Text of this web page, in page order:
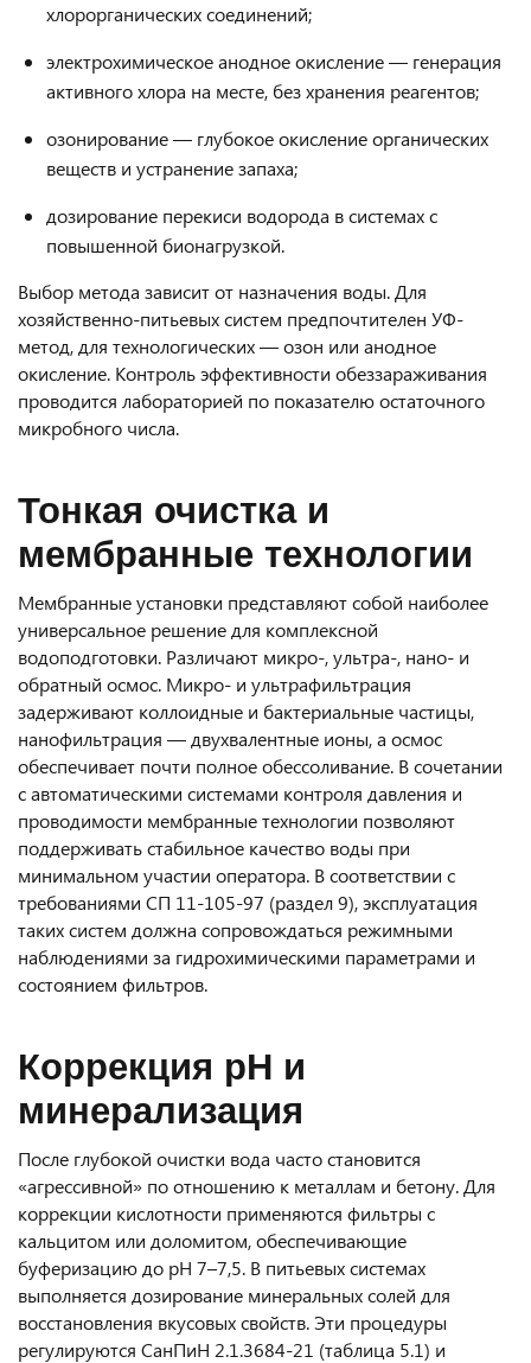
хлорорганических соединений;
электрохимическое анодное окисление — генерация
активного хлора на месте, без хранения реагентов;
озонирование — глубокое окисление органических
веществ и устранение запаха;
дозирование перекиси водорода в системах с
повышенной бионагрузкой.
Выбор метода зависит от назначения воды. Для
хозяйственно-питьевых систем предпочтителен УФ-
метод, для технологических — озон или анодное
окисление. Контроль эффективности обеззараживания
проводится лабораторией по показателю остаточного
микробного числа.
Тонкая очистка и
мембранные технологии
Мембранные установки представляют собой наиболее
универсальное решение для комплексной
водоподготовки. Различают микро-, ультра-, нано- и
обратный осмос. Микро- и ультрафильтрация
задерживают коллоидные и бактериальные частицы,
нанофильтрация — двухвалентные ионы, а осмос
обеспечивает почти полное обессоливание. В сочетании
с автоматическими системами контроля давления и
проводимости мембранные технологии позволяют
поддерживать стабильное качество воды при
минимальном участии оператора. В соответствии с
требованиями СП 11-105-97 (раздел 9), эксплуатация
таких систем должна сопровождаться режимными
наблюдениями за гидрохимическими параметрами и
состоянием фильтров.
Коррекция pH и
минерализация
После глубокой очистки вода часто становится
«агрессивной» по отношению к металлам и бетону. Для
коррекции кислотности применяются фильтры с
кальцитом или доломитом, обеспечивающие
буферизацию до pH 7–7,5. В питьевых системах
выполняется дозирование минеральных солей для
восстановления вкусовых свойств. Эти процедуры
регулируются СанПиН 2.1.3684-21 (таблица 5.1) и